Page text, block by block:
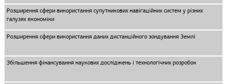
Розширення сфери використання супутникових навігаційних систем у різних
галузях економіки
Розширення сфери використання даних дистанційного зондування Землі
Збільшення фінансування наукових досліджень і технологічних розробок